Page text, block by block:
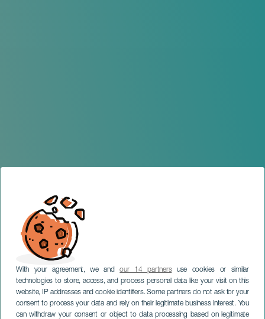
With your agreement, we andour 14 partnersuse cookies or similar
technologies to store, access, and process personal data like your visit on this
website, IP addresses and cookie identifiers. Some partners do not ask for your
consent to process your data and rely on their legitimate business interest. You
can withdraw your consent or object to data processing based on legitimate